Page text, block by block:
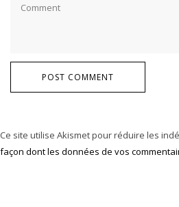
POST COMMENT
Ce site utilise Akismet pour réduire les
façon dont les données de vos